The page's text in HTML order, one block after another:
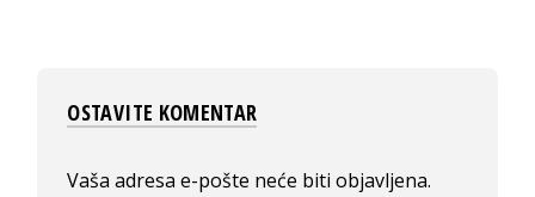
OSTAVITE KOMENTAR
Vaša adresa e-pošte neće biti objavljena.